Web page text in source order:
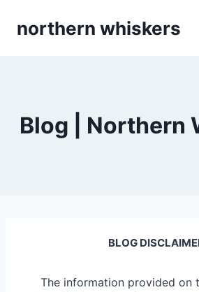
northern whiskers
Blog | Northern
BLOG
The information provided on